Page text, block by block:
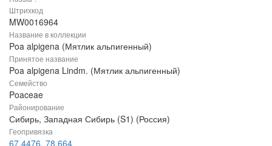
Штрихкод
MW0016964
Название в коллекции
Poa alpigena (Мятлик альпигенный)
Принятое название
Poa alpigena Lindm. (Мятлик альпигенный)
Семейство
Poaceae
Районирование
Сибирь, Западная Сибирь (S1) (Россия)
Геопривязка
67,4476, 78,664